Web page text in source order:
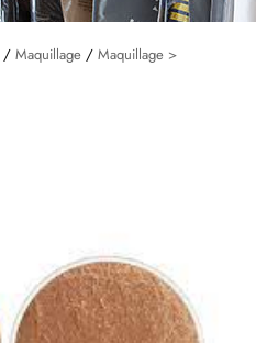
/ Maquillage / Maquillage >